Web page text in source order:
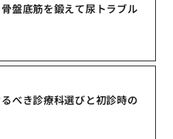
盤底筋を鍛えて尿トラブル
べき診療科選びと初診時の